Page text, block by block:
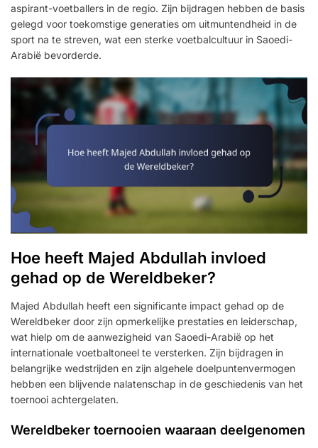
aspirant-voetballers in de regio. Zijn bijdragen hebben de basis
gelegd voor toekomstige generaties om uitmuntendheid in de
sport na te streven, wat een sterke voetbalcultuur in Saoedi-
Arabië bevorderde.
Hoe heeft Majed Abdullah invloed
gehad op de Wereldbeker?
Majed Abdullah heeft een significante impact gehad op de
Wereldbeker door zijn opmerkelijke prestaties en leiderschap,
wat hielp om de aanwezigheid van Saoedi-Arabië op het
internationale voetbaltoneel te versterken. Zijn bijdragen in
belangrijke wedstrijden en zijn algehele doelpuntenvermogen
hebben een blijvende nalatenschap in de geschiedenis van het
toernooi achtergelaten.
Wereldbeker toernooien waaraan deelgenomen